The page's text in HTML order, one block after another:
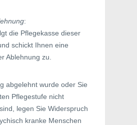
:
die Pflegekasse dieser
schickt Ihnen eine
Ablehnung zu.
abgelehnt wurde oder Sie
Pflegestufe nicht
legen Sie Widerspruch
kranke Menschen